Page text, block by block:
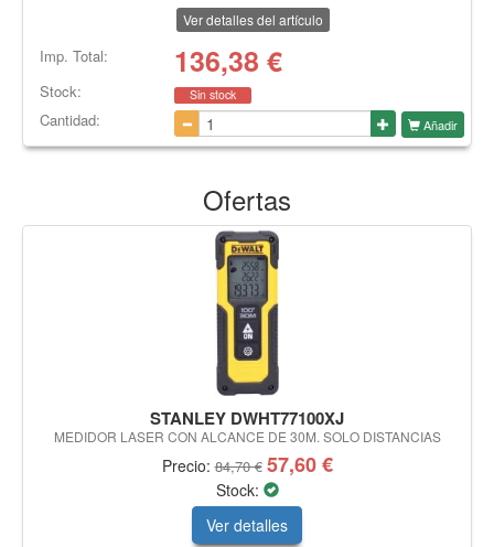
Ver detalles del artículo
Imp. Total: 136,38 €
Stock: Sin stock
Cantidad: Añadir
Ofertas
STANLEY DWHT77100XJ
MEDIDOR LASER CON ALCANCE DE 30M. SOLO DISTANCIAS
Precio:84,70 € 57,60 €
Stock:
Ver detalles